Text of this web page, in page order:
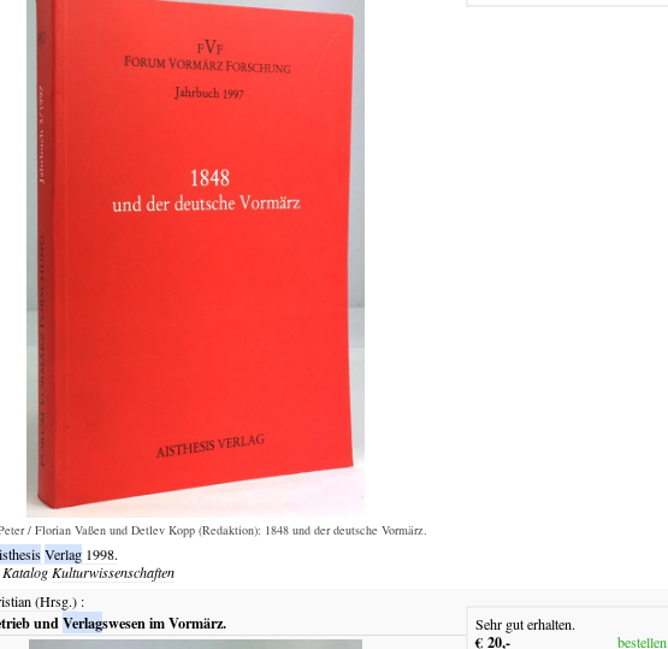
/ Florian Vaßen und Detlev Kopp (Redaktion): 1848 und der deutsche Vormärz.
Verlag 1998.
Katalog Kulturwissenschaften
(Hrsg.):
undVerlagswesen im Vormärz. Sehr gut erhalten.
€ 20,- bestellen